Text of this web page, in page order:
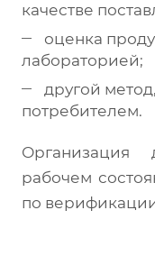
качестве
оценка
лабораторией;
другой
потребителем.
Организация
рабочем
по